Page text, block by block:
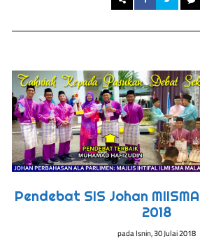
Pendebat SIS Johan
2018
padaIsnin, 30 Julai 2018